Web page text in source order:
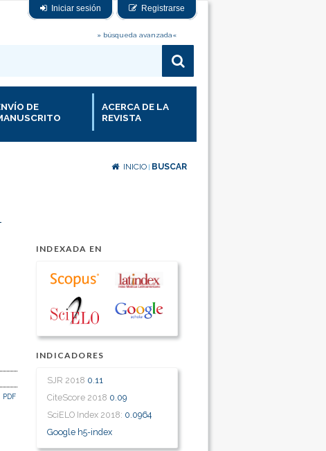
Iniciar sesión Registrarse
» búsqueda avanzada«
DE
ACERCA DE LA
REVISTA
INICIO BUSCAR
INDEXADA EN
INDICADORES
SJR 2018 0.11
CiteScore 2018 0.09
SciELO Index 2018: 0.0964
Google h5-index
PDF